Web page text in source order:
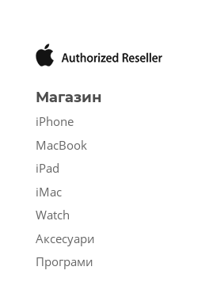
Магазин
iPhone
MacBook
iPad
iMac
Watch
Аксесуари
Програми